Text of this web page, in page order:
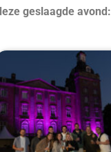
geslaagde avond: